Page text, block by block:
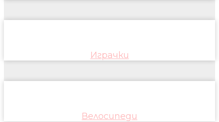
Играчки
Велосипеди